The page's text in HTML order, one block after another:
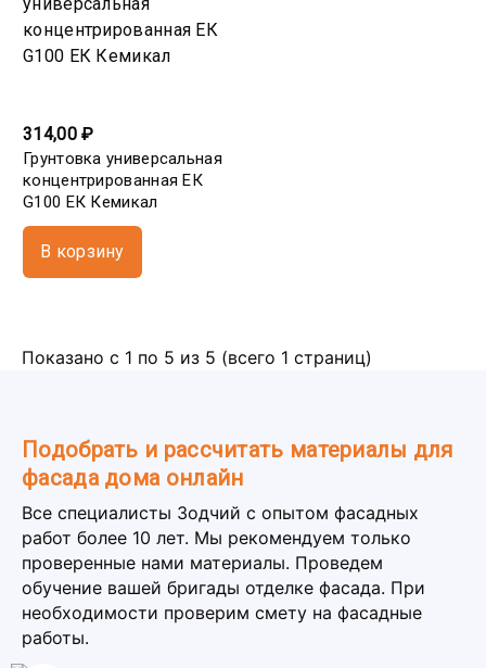
314,00 ₽
Грунтовка универсальная
концентрированная ЕК
G100 ЕК Кемикал
В корзину
Показано с 1 по 5 из 5 (всего 1 страниц)
Подобрать и рассчитать материалы для
фасада дома онлайн
Все специалисты Зодчий с опытом фасадных
работ более 10 лет. Мы рекомендуем только
проверенные нами материалы. Проведем
обучение вашей бригады отделке фасада. При
необходимости проверим смету на фасадные
работы.